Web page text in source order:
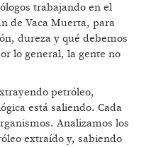
trabajando en el
de Vaca Muerta, para
dureza y qué debemos
lo general, la gente no
petróleo,
está saliendo. Cada
Analizamos los
extraído y, sabiendo